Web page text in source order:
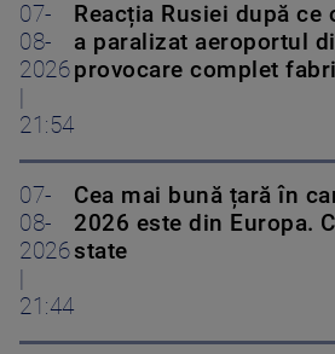
07-
08-
2026
21:54
Reacția Rusiei după
a paralizat aeroportul
provocare complet
07-
08-
2026
21:44
Cea mai bună țară în
2026 este din Europa.
state